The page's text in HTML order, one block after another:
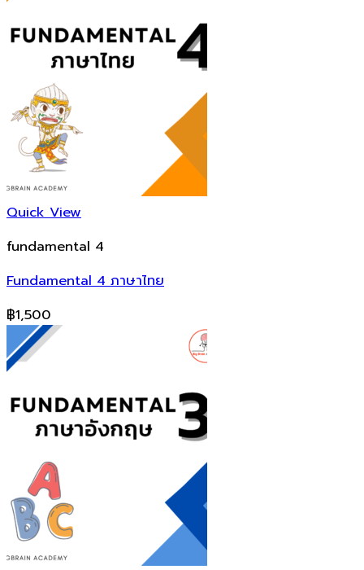
Quick View
fundamental 4
Fundamental 4 ภาษาไทย
฿1,500